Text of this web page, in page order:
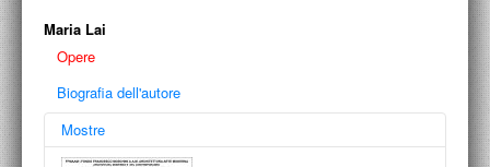
Maria Lai
Opere
Biografia dell'autore
Mostre